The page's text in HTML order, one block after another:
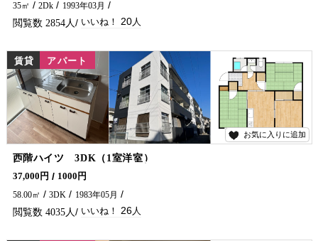
35㎡
2Dk 1993年03月
2854 20
お気に入りに追加
賃貸 アパート
西階ハイツ 3DK（1室洋室）
【賃料値下げしました】室内はリフォームを行い、キッチン・トイレ・洗面台は新品です！ 日当たりも良く、倉庫付。さらに流し台に湯沸し器を取付しました。 周辺にはスーパー・コンビニが近く買い物がラクになる、便利な立地です♪ 延岡市のアパートのことなら五ヶ瀬不動産へお問合せください🏠✨
37,000円
1000円
58.00㎡
3DK 1983年05月
4035 26